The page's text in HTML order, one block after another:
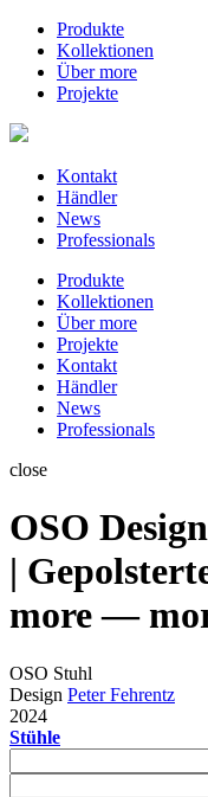
Produkte
Kollektionen
Über more
Projekte
Kontakt
Händler
News
Professionals
Produkte
Kollektionen
Über more
Projekte
Kontakt
Händler
News
Professionals
close
OSO
|
more —
OSO Stuhl
Design Peter Fehrentz
2024
Stühle